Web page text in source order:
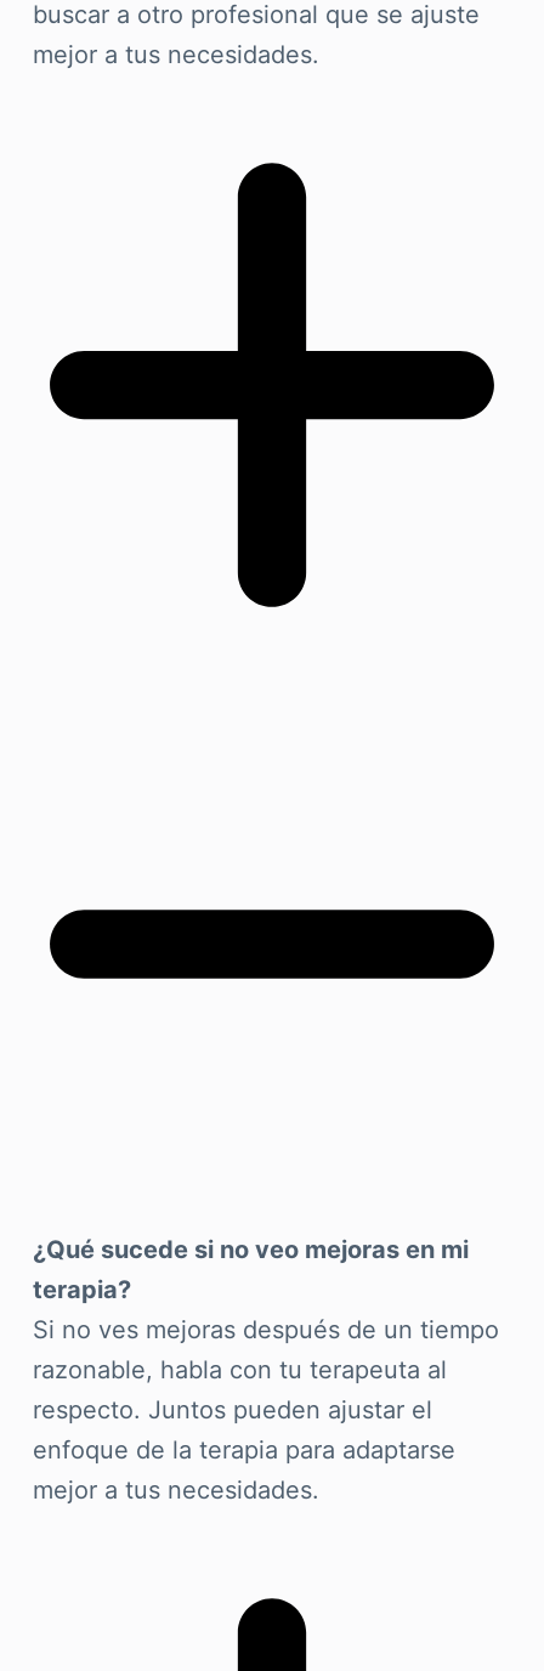
buscar a otro profesional que se ajuste
mejor a tus necesidades.
¿Qué sucede si no veo mejoras en mi
terapia?
Si no ves mejoras después de un tiempo
razonable, habla con tu terapeuta al
respecto. Juntos pueden ajustar el
enfoque de la terapia para adaptarse
mejor a tus necesidades.